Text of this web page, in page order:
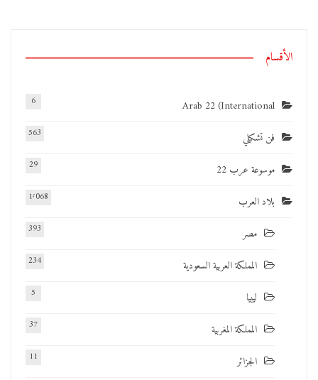
الأقسام
Arab 22 (International
6
فن تشكيلي 563
موسوعة عرب 22 29
بلاد العرب 1٬068
مصر 393
المملكة العربية السعودية 234
ليبيا 5
المملكة المغربية 37
الجزائر 11